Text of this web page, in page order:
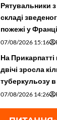
Рятувальники
складі
пожежі у
07/08/2026 15:16
На
двічі зросла
туберкульозу в
07/08/2026 14:26